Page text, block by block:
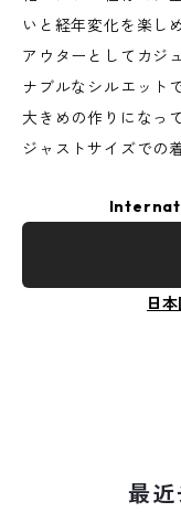
いと経年変化を楽し
アウターとしてカジ
ナブルなシルエット
大きめの作りになっ
ジャストサイズでの
日
最近